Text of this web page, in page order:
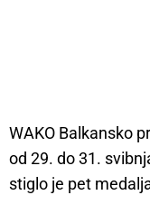
WAKO Balkansko
od 29. do 31.
stiglo je pet